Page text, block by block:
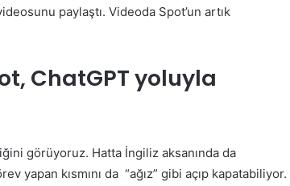
paylaştı. Videoda Spot’un artık
ChatGPT yoluyla
görüyoruz. Hatta İngiliz aksanında da
yapan kısmını da “ağız” gibi açıp kapatabiliyor.